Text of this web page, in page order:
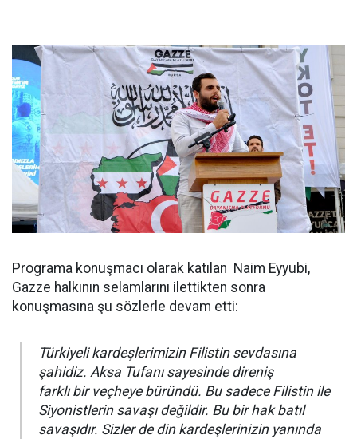
Programa konuşmacı olarak katılan Naim Eyyubi,
Gazze halkının selamlarını ilettikten sonra
konuşmasına şu sözlerle devam etti:
Türkiyeli kardeşlerimizin Filistin sevdasına
şahidiz. Aksa Tufanı sayesinde direniş
farklı bir veçheye büründü. Bu sadece Filistin ile
Siyonistlerin savaşı değildir. Bu bir hak batıl
savaşıdır. Sizler de din kardeşlerinizin yanında